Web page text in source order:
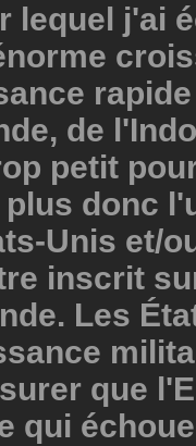
lequel j'ai
de
petit
donc
Unis et/
inscrit
Les
que
qui